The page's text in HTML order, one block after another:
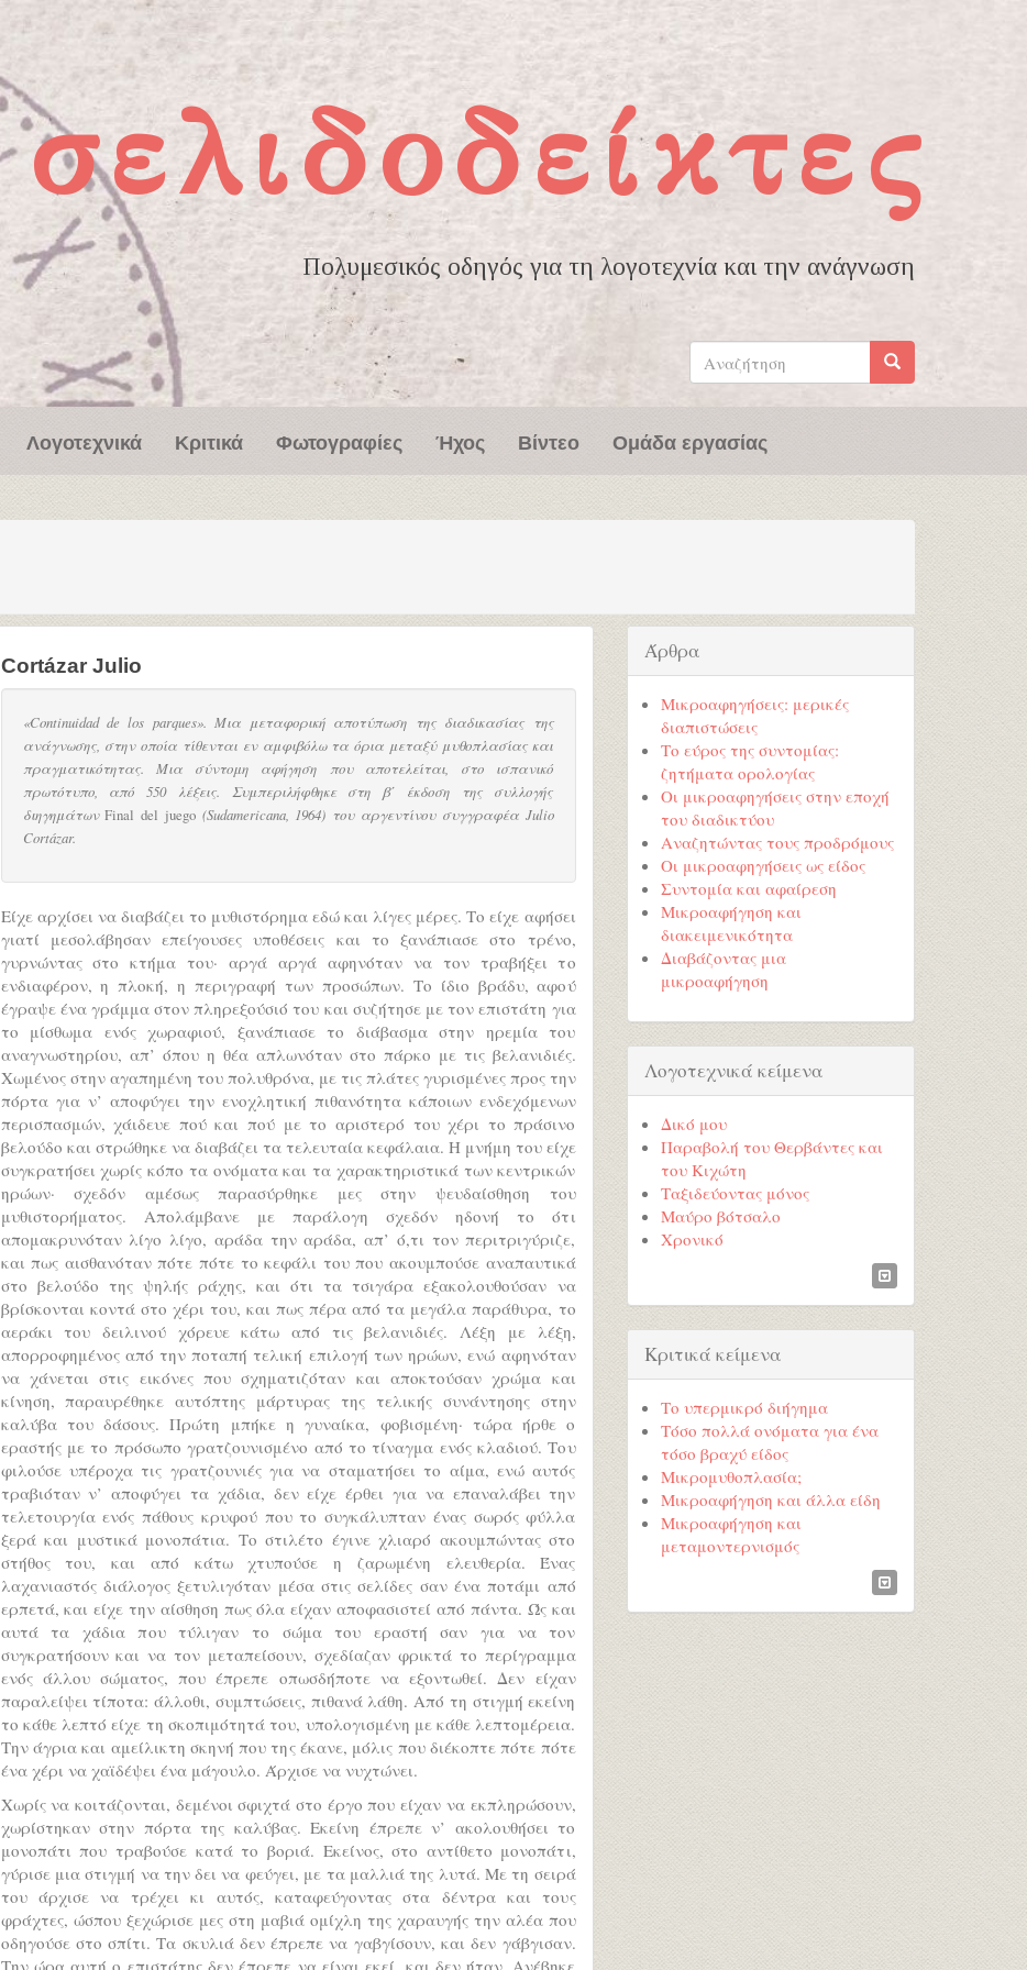
σελιδοδείκτες
Πολυμεσικός οδηγός για τη λογοτεχνία και την ανάγνωση
Φόρμα
αναζήτησης
Αναζήτηση
Λογοτεχνικά Κριτικά Φωτογραφίες Ήχος Βίντεο Ομάδα εργασίας
Cortázar Julio
«Continuidad de los parques». Μια μεταφορική αποτύπωση της διαδικασίας της
ανάγνωσης, στην οποία τίθενται εν αμφιβόλω τα όρια μεταξύ μυθοπλασίας και
πραγματικότητας. Μια σύντομη αφήγηση που αποτελείται, στο ισπανικό
πρωτότυπο, από 550 λέξεις. Συμπεριλήφθηκε στη β΄ έκδοση της συλλογής
διηγημάτωνFinal del juego(Sudamericana, 1964) του αργεντίνου συγγραφέα Julio
Cortázar.
Είχε αρχίσει να διαβάζει το μυθιστόρημα εδώ και λίγες μέρες. Το είχε αφήσει
γιατί μεσολάβησαν επείγουσες υποθέσεις και το ξανάπιασε στο τρένο,
γυρνώντας στο κτήμα του· αργά αργά αφηνόταν να τον τραβήξει το
ενδιαφέρον, η πλοκή, η περιγραφή των προσώπων. Το ίδιο βράδυ, αφού
έγραψε ένα γράμμα στον πληρεξούσιό του και συζήτησε με τον επιστάτη για
το μίσθωμα ενός χωραφιού, ξανάπιασε το διάβασμα στην ηρεμία του
αναγνωστηρίου, απ’ όπου η θέα απλωνόταν στο πάρκο με τις βελανιδιές.
Χωμένος στην αγαπημένη του πολυθρόνα, με τις πλάτες γυρισμένες προς την
πόρτα για ν’ αποφύγει την ενοχλητική πιθανότητα κάποιων ενδεχόμενων
περισπασμών, χάιδευε πού και πού με το αριστερό του χέρι το πράσινο
βελούδο και στρώθηκε να διαβάζει τα τελευταία κεφάλαια. Η μνήμη του είχε
συγκρατήσει χωρίς κόπο τα ονόματα και τα χαρακτηριστικά των κεντρικών
ηρώων· σχεδόν αμέσως παρασύρθηκε μες στην ψευδαίσθηση του
μυθιστορήματος. Απολάμβανε με παράλογη σχεδόν ηδονή το ότι
απομακρυνόταν λίγο λίγο, αράδα την αράδα, απ’ ό,τι τον περιτριγύριζε,
και πως αισθανόταν πότε πότε το κεφάλι του που ακουμπούσε αναπαυτικά
στο βελούδο της ψηλής ράχης, και ότι τα τσιγάρα εξακολουθούσαν να
βρίσκονται κοντά στο χέρι του, και πως πέρα από τα μεγάλα παράθυρα, το
αεράκι του δειλινού χόρευε κάτω από τις βελανιδιές. Λέξη με λέξη,
απορροφημένος από την ποταπή τελική επιλογή των ηρώων, ενώ αφηνόταν
να χάνεται στις εικόνες που σχηματιζόταν και αποκτούσαν χρώμα και
κίνηση, παραυρέθηκε αυτόπτης μάρτυρας της τελικής συνάντησης στην
καλύβα του δάσους. Πρώτη μπήκε η γυναίκα, φοβισμένη· τώρα ήρθε ο
εραστής με το πρόσωπο γρατζουνισμένο από το τίναγμα ενός κλαδιού. Του
φιλούσε υπέροχα τις γρατζουνιές για να σταματήσει το αίμα, ενώ αυτός
τραβιόταν ν’ αποφύγει τα χάδια, δεν είχε έρθει για να επαναλάβει την
τελετουργία ενός πάθους κρυφού που το συγκάλυπταν ένας σωρός φύλλα
ξερά και μυστικά μονοπάτια. Το στιλέτο έγινε χλιαρό ακουμπώντας στο
στήθος του, και από κάτω χτυπούσε η ζαρωμένη ελευθερία. Ένας
λαχανιαστός διάλογος ξετυλιγόταν μέσα στις σελίδες σαν ένα ποτάμι από
ερπετά, και είχε την αίσθηση πως όλα είχαν αποφασιστεί από πάντα. Ώς και
αυτά τα χάδια που τύλιγαν το σώμα του εραστή σαν για να τον
συγκρατήσουν και να τον μεταπείσουν, σχεδίαζαν φρικτά το περίγραμμα
ενός άλλου σώματος, που έπρεπε οπωσδήποτε να εξοντωθεί. Δεν είχαν
παραλείψει τίποτα: άλλοθι, συμπτώσεις, πιθανά λάθη. Από τη στιγμή εκείνη
το κάθε λεπτό είχε τη σκοπιμότητά του, υπολογισμένη με κάθε λεπτομέρεια.
Την άγρια και αμείλικτη σκηνή που της έκανε, μόλις που διέκοπτε πότε πότε
ένα χέρι να χαϊδέψει ένα μάγουλο. Άρχισε να νυχτώνει.
Χωρίς να κοιτάζονται, δεμένοι σφιχτά στο έργο που είχαν να εκπληρώσουν,
χωρίστηκαν στην πόρτα της καλύβας. Εκείνη έπρεπε ν’ ακολουθήσει το
μονοπάτι που τραβούσε κατά το βοριά. Εκείνος, στο αντίθετο μονοπάτι,
γύρισε μια στιγμή να την δει να φεύγει, με τα μαλλιά της λυτά. Με τη σειρά
του άρχισε να τρέχει κι αυτός, καταφεύγοντας στα δέντρα και τους
φράχτες, ώσπου ξεχώρισε μες στη μαβιά ομίχλη της χαραυγής την αλέα που
οδηγούσε στο σπίτι. Τα σκυλιά δεν έπρεπε να γαβγίσουν, και δεν γάβγισαν.
Την ώρα αυτή ο επιστάτης δεν έπρεπε να είναι εκεί, και δεν ήταν. Ανέβηκε
Άρθρα
Μικροαφηγήσεις: μερικές
διαπιστώσεις
Το εύρος της συντομίας:
ζητήματα ορολογίας
Οι μικροαφηγήσεις στην εποχή
του διαδικτύου
Αναζητώντας τους προδρόμους
Οι μικροαφηγήσεις ως είδος
Συντομία και αφαίρεση
Μικροαφήγηση και
διακειμενικότητα
Διαβάζοντας μια
μικροαφήγηση
Λογοτεχνικά κείμενα
Δικό μου
Παραβολή του Θερβάντες και
του Κιχώτη
Ταξιδεύοντας μόνος
Μαύρο βότσαλο
Χρονικό
Κριτικά κείμενα
Το υπερμικρό διήγημα
Τόσο πολλά ονόματα για ένα
τόσο βραχύ είδος
Μικρομυθοπλασία;
Μικροαφήγηση και άλλα είδη
Μικροαφήγηση και
μεταμοντερνισμός